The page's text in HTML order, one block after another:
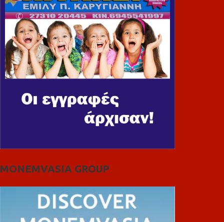
MONEMVASIA GROUP